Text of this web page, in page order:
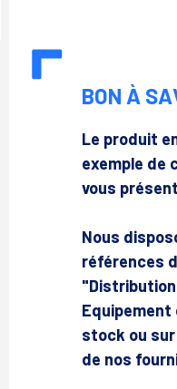
BON À
Le produit
exemple de
vous
Nous
références
stock ou
de nos